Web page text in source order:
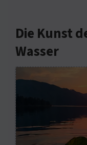
Die Kunst
Wasser